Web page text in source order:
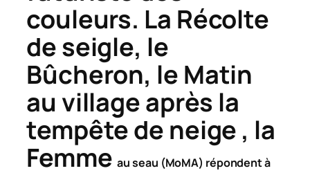
couleurs. La Récolte
de seigle, le
Bûcheron, le Matin
au village après la
tempête de neige , la
Femmeau seau (MoMA) répondent à